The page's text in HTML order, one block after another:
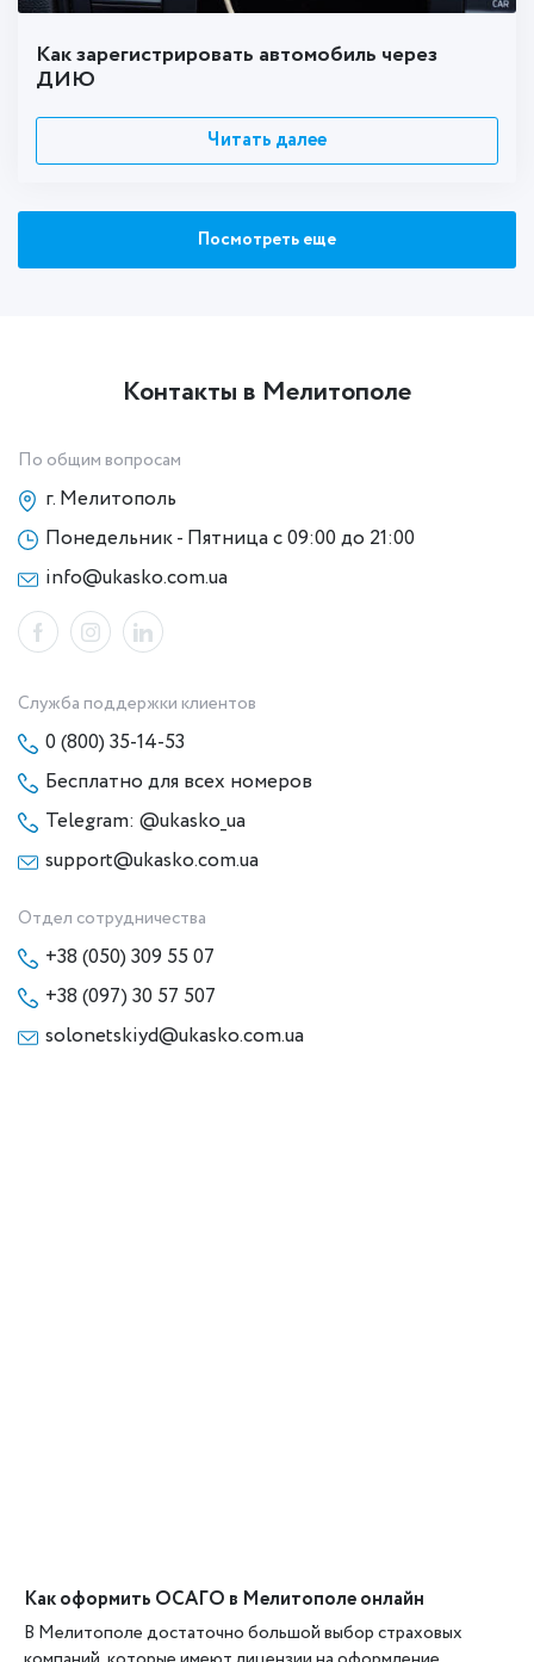
Как зарегистрировать автомобиль через
ДИЮ
Читать далее
Посмотреть еще
Контакты в Мелитополе
По общим вопросам
г. Мелитополь
Понедельник - Пятница с 09:00 до 21:00
info@ukasko.com.ua
Служба поддержки клиентов
0 (800) 35-14-53
Бесплатно для всех номеров
Telegram: @ukasko_ua
support@ukasko.com.ua
Отдел сотрудничества
+38 (050) 309 55 07
+38 (097) 30 57 507
solonetskiyd@ukasko.com.ua
Как оформить ОСАГО в Мелитополе онлайн
В Мелитополе достаточно большой выбор страховых